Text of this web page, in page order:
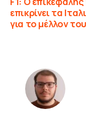
επικρίνει τα
για το μέλλον του